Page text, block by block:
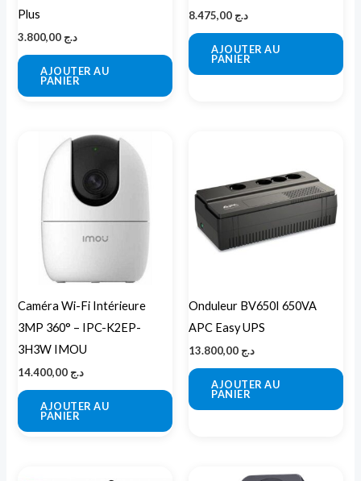
Plus
د.ج
AJOUTER AU
PANIER
د.ج
AJOUTER AU
PANIER
Caméra Wi-Fi Intérieure
3MP 360° – IPC-K2EP-
3H3W IMOU
د.ج
AJOUTER AU
PANIER
Onduleur BV650I 650VA
APC Easy UPS
د.ج
AJOUTER AU
PANIER